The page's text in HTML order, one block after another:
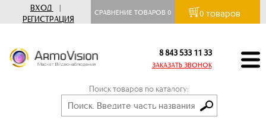
ВХОД
|
РЕГИСТРАЦИЯ
СРАВНЕНИЕ ТОВАРОВ0 0 товаров
8 843 533 11 33
ЗАКАЗАТЬ ЗВОНОК
Поиск товаров по каталогу: